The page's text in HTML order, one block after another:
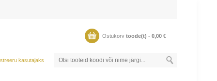
Ostukorv toode(t) - 0,00 €
kasutajaks